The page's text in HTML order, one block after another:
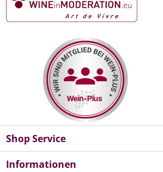
Shop Service
Informationen